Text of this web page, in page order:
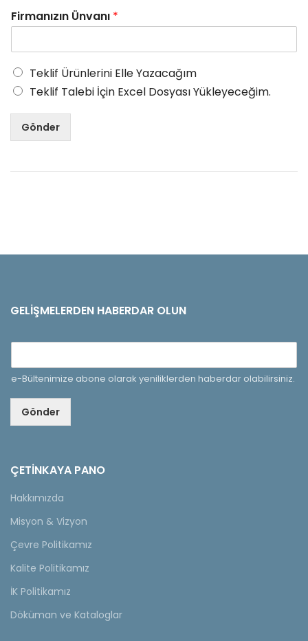
Firmanızın Ünvanı *
Teklif Ürünlerini Elle Yazacağım
Teklif Talebi İçin Excel Dosyası Yükleyeceğim.
Gönder
GELIŞMELERDEN HABERDAR OLUN
e-Bültenimize abone olarak yeniliklerden haberdar olabilirsiniz.
Gönder
ÇETINKAYA PANO
Hakkımızda
Misyon & Vizyon
Çevre Politikamız
Kalite Politikamız
İK Politikamız
Döküman ve Kataloglar